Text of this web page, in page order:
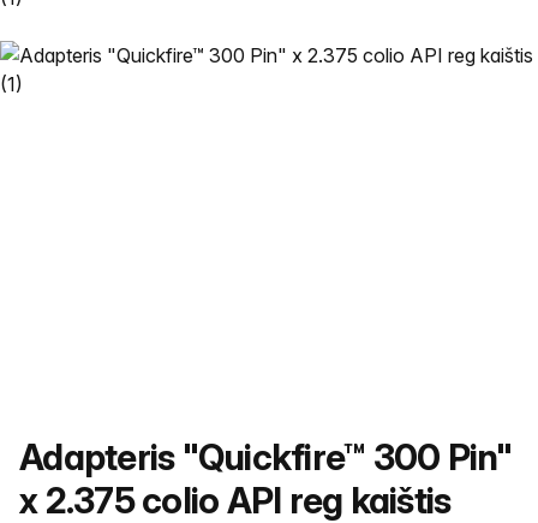
Produkto pavadinimas
Adapteris "Quickfire™ 300 Pin"
x 2.375 colio API reg kaištis